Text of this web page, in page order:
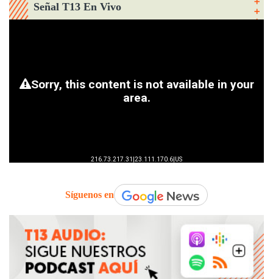
Señal T13 En Vivo
Síguenos en